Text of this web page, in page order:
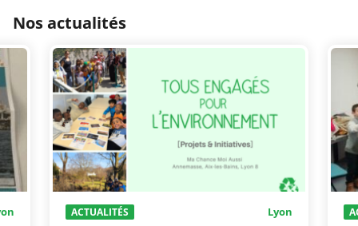
Nos actualités
ACTUALITÉS Lyon